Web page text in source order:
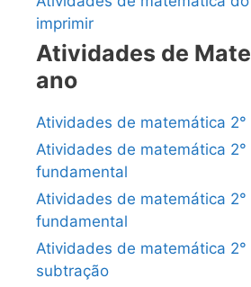
imprimir
Atividades de
ano
Atividades de matemática 2°
Atividades de matemática 2°
fundamental
Atividades de matemática 2°
fundamental
Atividades de matemática
subtração